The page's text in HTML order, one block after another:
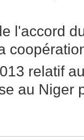
l'accord
relatif
au Niger